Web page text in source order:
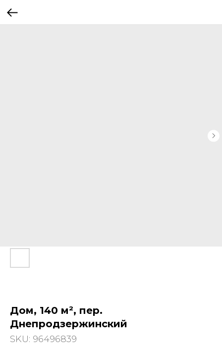
Дом, 140 м², пер.
Днепродзержинский
SKU: 96496839